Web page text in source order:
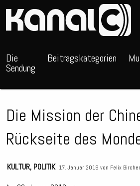
Die
Sendung
Beitragskategorien
Die Mission der
Rückseite des
KULTUR, POLITIK 17. Januar 2019 von Felix